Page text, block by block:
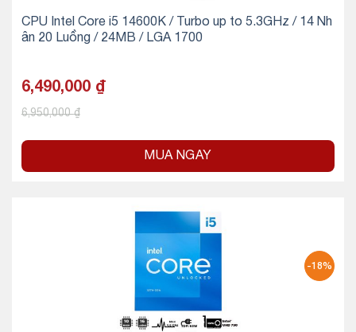
CPU Intel Core i5 14600K / Turbo up to 5.3GHz / 14 Nh
ân 20 Luồng / 24MB / LGA 1700
6,490,000 ₫
6,950,000₫
MUA NGAY
-18%